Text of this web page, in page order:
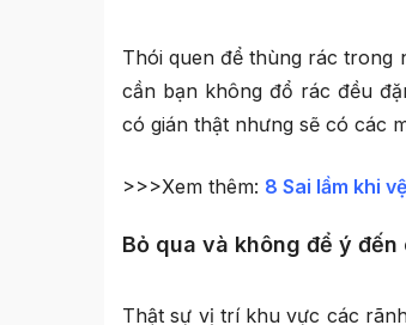
Thói quen để thùng rác trong
cần bạn không đổ rác đều
có gián thật nhưng sẽ có các
>>>Xem thêm: 8 Sai lầm khi
Bỏ qua và không để ý
Thật sự vị trí khu vực các